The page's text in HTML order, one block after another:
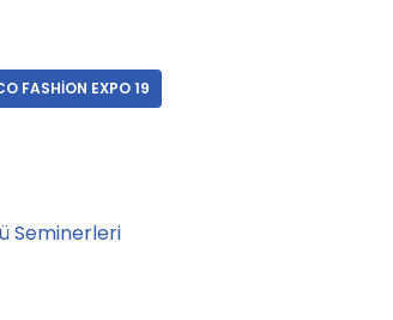
FASHION EXPO 19
Seminerleri